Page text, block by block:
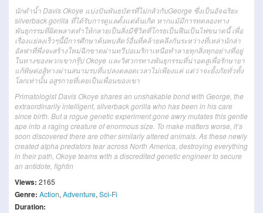
นักดำน้ำ Davis Okoye แบ่งปันพันธบัตรที่ไม่กลัวกับGeorge ซึ่งเป็นอัจฉริยะ
silverback gorilla ที่ได้รับการดูแลตั้งแต่ต้นเกิด หากแม้มีการทดลองทาง
พันธุกรรมที่ผิดพลาดทำให้กลายเป็นสิ่งมีชีวิตที่โกรธเป็นฟืนเป็นไฟขนาดนี้ เพื่อ
เรื่องแย่ลงเร็วๆนี้มีการศึกษาค้นพบสัตว์อื่นที่คล้ายคลึงกันระหว่างที่เหล่านักล่า
อัลฟาที่พึ่งจะสร้างใหม่ฉีกขาดผ่านทวีปอเมริกาเหนือทำลายทุกสิ่งทุกอย่างที่อยู่
ในทางของพวกเขากรุ๊ปOkoye และวิศวกรทางพันธุกรรมที่น่าอดสูเพื่อรักษายา
แก้พิษต่อสู้ทางผ่านสนามรบที่แปลงตลอดเวลาไม่เพียงแค่ แต่ว่าจะยั้งภัยทั่วทั้ง
โลกเท่านั้น อสูรกายที่เคยเป็นเพื่อนของเขา
Primatologist Davis Okoye shares an unshakable bond with George, the
extraordinarily intelligent, silverback gorilla who has been in his care
since birth. But a rogue genetic experiment gone awry mutates this gentle
ape into a raging creature of enormous size. To make matters worse, it’s
soon discovered there are other similarly altered animals. As these newly
created alpha predators tear across North America, destroying everything
in their path, Okoye teams with a discredited genetic engineer to secure
an antidote, fightin
Views: 2165
Genre: Action, Adventure, Sci-Fi
Duration: